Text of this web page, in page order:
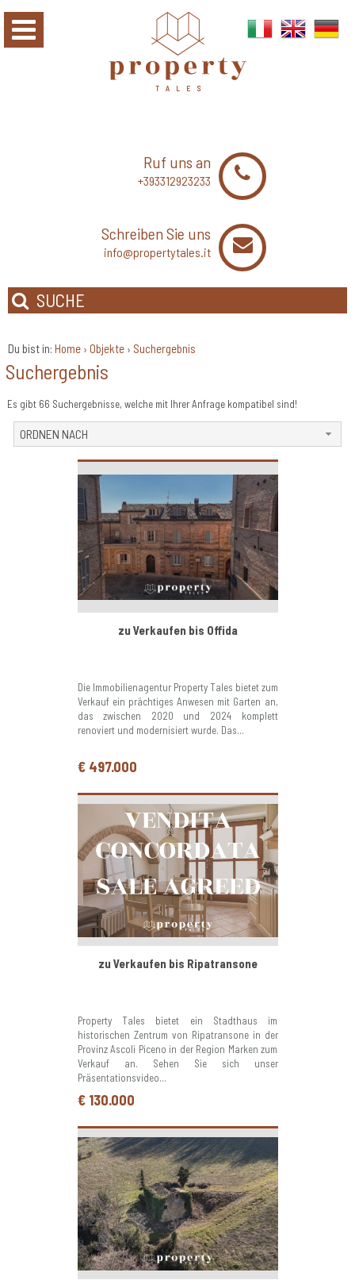
Ruf uns an
+393312923233
Schreiben Sie uns
info@propertytales.it
SUCHE
Du bist in: Home › Objekte › Suchergebnis
Suchergebnis
Es gibt 66 Suchergebnisse, welche mit Ihrer Anfrage kompatibel sind!
ORDNEN NACH
zu Verkaufen bis Offida
Die Immobilienagentur Property Tales bietet zum
Verkauf ein prächtiges Anwesen mit Garten an,
das zwischen 2020 und 2024 komplett
renoviert und modernisiert wurde. Das...
€ 497.000
zu Verkaufen bis Ripatransone
Property Tales bietet ein Stadthaus im
historischen Zentrum von Ripatransone in der
Provinz Ascoli Piceno in der Region Marken zum
Verkauf an. Sehen Sie sich unser
Präsentationsvideo...
€ 130.000